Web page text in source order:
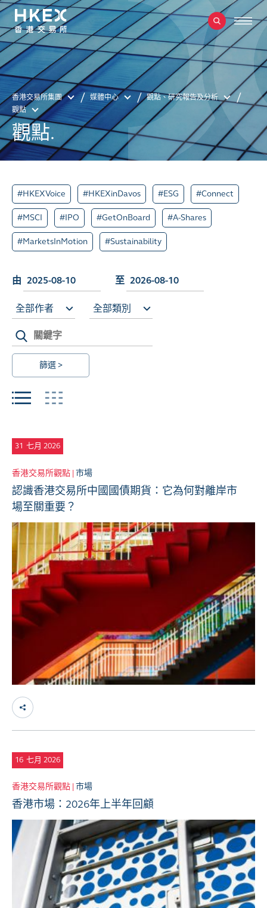
香港交易所集團 媒體中心
觀點、研究報告及分析
觀點
觀點.
#HKEXVoice #HKEXinDavos #ESG #Connect
#MSCI #IPO #GetOnBoard #A-Shares
#MarketsInMotion #Sustainability
由 至
全部作者 全部類別
篩選 >
31 七月 2026
香港交易所觀點 |市場
認識香港交易所中國國債期貨：它為何對離岸市
場至關重要？
16 七月 2026
香港交易所觀點 |市場
香港市場：2026年上半年回顧